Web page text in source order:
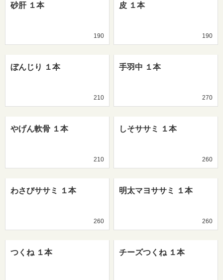
砂肝 １本
190
皮 １本
190
ぼんじり １本
210
手羽中 １本
270
やげん軟骨 １本
210
しそササミ １本
260
わさびササミ １本
260
明太マヨササミ １本
260
つくね １本 チーズつくね １本